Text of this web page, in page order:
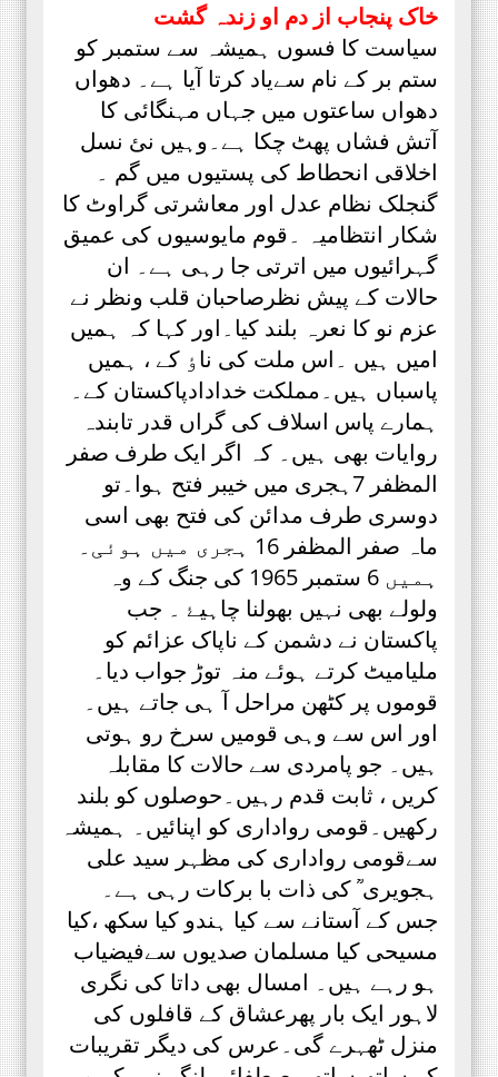
خاک پنجاب از دم او زندہ گشت
سیاست کا فسوں ہمیشہ سے ستمبر کو
ستم بر کے نام سےیاد کرتا آیا ہے۔ دھواں
دھواں ساعتوں میں جہاں مہنگائی کا
آتش فشاں پھٹ چکا ہے۔وہیں نئ نسل
اخلاقی انحطاط کی پستیوں میں گم ۔
گنجلک نظام عدل اور معاشرتی گراوٹ کا
شکار انتظامیہ ۔قوم مایوسیوں کی عمیق
گہرائیوں میں اترتی جا رہی ہے۔ ان
حالات کے پیش نظرصاحبان قلب ونظر نے
عزم نو کا نعرہ بلند کیا۔اور کہا کہ ہمیں
امیں ہیں ۔اس ملت کی ناٶ کے ، ہمیں
پاسباں ہیں۔مملکت خدادادپاکستان کے۔
ہمارے پاس اسلاف کی گراں قدر تابندہ
روایات بھی ہیں۔ کہ اگر ایک طرف صفر
المظفر 7ہجری میں خیبر فتح ہوا۔تو
دوسری طرف مدائن کی فتح بھی اسی
ماہ صفر المظفر 16 ہجری میں ہوئی۔
ہمیں 6 ستمبر 1965 کی جنگ کے وہ
ولولے بھی نہیں بھولنا چاہیۓ ۔ جب
پاکستان نے دشمن کے ناپاک عزائم کو
ملیامیٹ کرتے ہوئے منہ توڑ جواب دیا۔
قوموں پر کٹھن مراحل آ ہی جاتے ہیں۔
اور اس سے وہی قومیں سرخ رو ہوتی
ہیں۔ جو پامردی سے حالات کا مقابلہ
کریں ، ثابت قدم رہیں۔حوصلوں کو بلند
رکھیں۔قومی رواداری کو اپنائیں۔ ہمیشہ
سےقومی رواداری کی مظہر سید علی
ہجویری ؒ کی ذات با برکات رہی ہے۔
جس کے آستانے سے کیا ہندو کیا سکھ ،کیا
مسیحی کیا مسلمان صدیوں سےفیضیاب
ہو رہے ہیں۔ امسال بھی داتا کی نگری
لاہور ایک بار پھرعشاق کے قافلوں کی
منزل ٹھہرے گی۔عرس کی دیگر تقریبات